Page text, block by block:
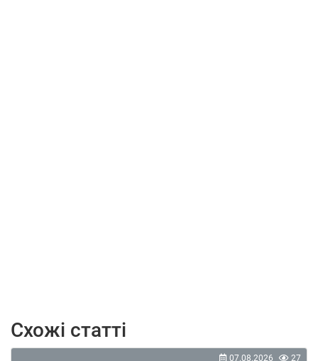
Схожі статті
07.08.2026 27